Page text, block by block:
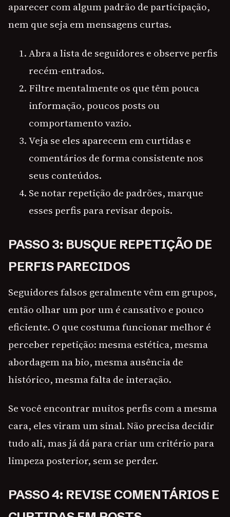
aparecer com algum padrão de participação,
nem que seja em mensagens curtas.
Abra a lista de seguidores e observe perfis
recém-entrados.
Filtre mentalmente os que têm pouca
informação, poucos posts ou
comportamento vazio.
Veja se eles aparecem em curtidas e
comentários de forma consistente nos
seus conteúdos.
Se notar repetição de padrões, marque
esses perfis para revisar depois.
PASSO 3: BUSQUE REPETIÇÃO DE
PERFIS PARECIDOS
Seguidores falsos geralmente vêm em grupos,
então olhar um por um é cansativo e pouco
eficiente. O que costuma funcionar melhor é
perceber repetição: mesma estética, mesma
abordagem na bio, mesma ausência de
histórico, mesma falta de interação.
Se você encontrar muitos perfis com a mesma
cara, eles viram um sinal. Não precisa decidir
tudo ali, mas já dá para criar um critério para
limpeza posterior, sem se perder.
PASSO 4: REVISE COMENTÁRIOS E